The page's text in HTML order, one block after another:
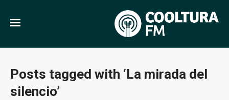
Posts tagged with ‘La mirada del
silencio’